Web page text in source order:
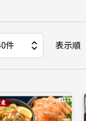
表示順